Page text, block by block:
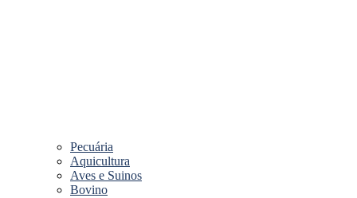
Pecuária
Aquicultura
Aves e Suinos
Bovino